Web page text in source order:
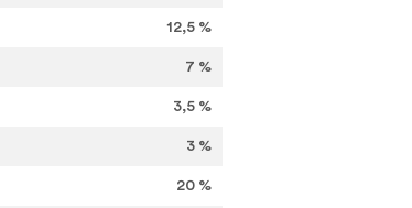
12,5 %
7 %
3,5 %
3 %
20 %